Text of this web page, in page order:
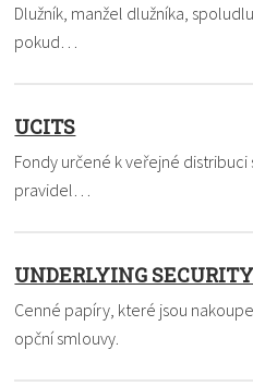
Dlužník, manžel dlužníka,
pokud…
UCITS
Fondy určené k veřejné
pravidel…
UNDERLYING SECURITY
Cenné papíry, které jsou
opční smlouvy.